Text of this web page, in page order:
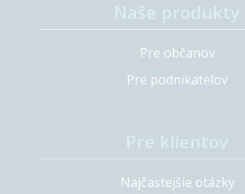
Pre občanov
Pre podnikateľov
Najčastejšie otázky